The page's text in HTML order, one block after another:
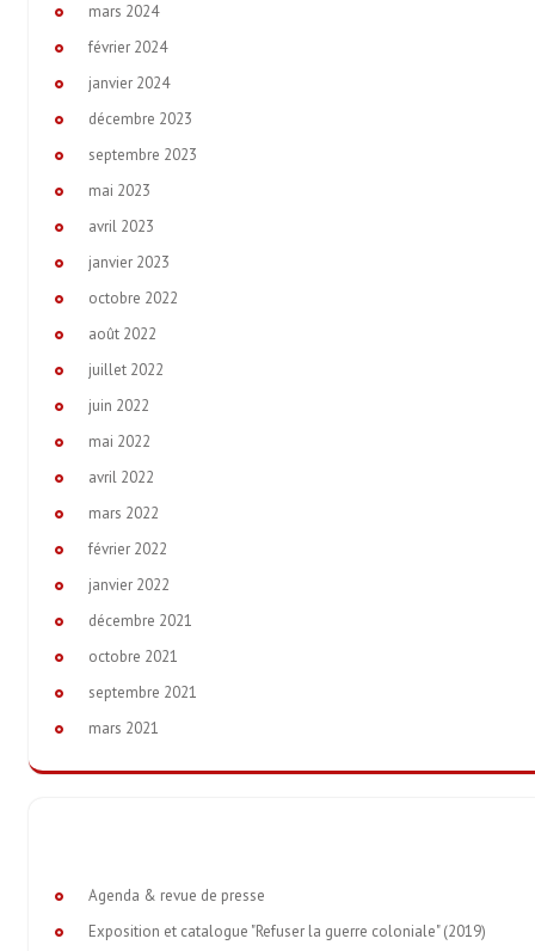
mars 2024
février 2024
janvier 2024
décembre 2023
septembre 2023
mai 2023
avril 2023
janvier 2023
octobre 2022
août 2022
juillet 2022
juin 2022
mai 2022
avril 2022
mars 2022
février 2022
janvier 2022
décembre 2021
octobre 2021
septembre 2021
mars 2021
Agenda & revue de presse
Exposition et catalogue "Refuser la guerre coloniale" (2019)